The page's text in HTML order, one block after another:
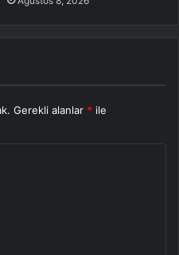
Gerekli alanlar * ile